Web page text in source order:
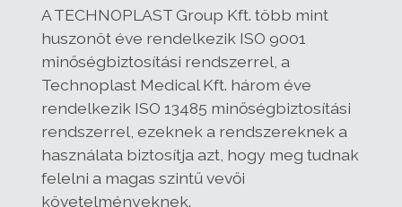
A TECHNOPLAST Group Kft. több mint
huszonöt éve rendelkezik ISO 9001
minőségbiztosítási rendszerrel, a
Technoplast Medical Kft. három éve
rendelkezik ISO 13485 minőségbiztosítási
rendszerrel, ezeknek a rendszereknek a
használata biztosítja azt, hogy meg tudnak
felelni a magas szintű vevői
követelményeknek.